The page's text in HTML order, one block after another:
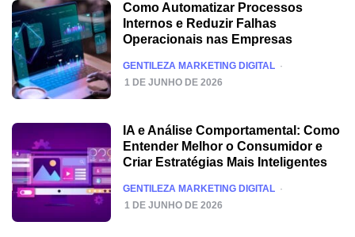
Como Automatizar Processos
Internos e Reduzir Falhas
Operacionais nas Empresas
POSTED
GENTILEZA MARKETING DIGITAL
1 DE JUNHO DE 2026
IA e Análise Comportamental: Como
Entender Melhor o Consumidor e
Criar Estratégias Mais Inteligentes
POSTED
GENTILEZA MARKETING DIGITAL
1 DE JUNHO DE 2026